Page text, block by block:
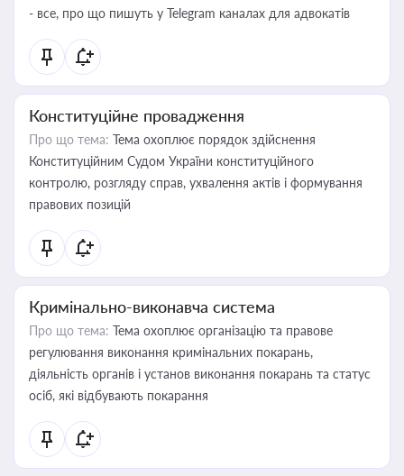
- все, про що пишуть у Telegram каналах для адвокатів
Конституційне провадження
Про що тема: Тема охоплює порядок здійснення
Конституційним Судом України конституційного
контролю, розгляду справ, ухвалення актів і формування
правових позицій
Кримінально-виконавча система
Про що тема: Тема охоплює організацію та правове
регулювання виконання кримінальних покарань,
діяльність органів і установ виконання покарань та статус
осіб, які відбувають покарання